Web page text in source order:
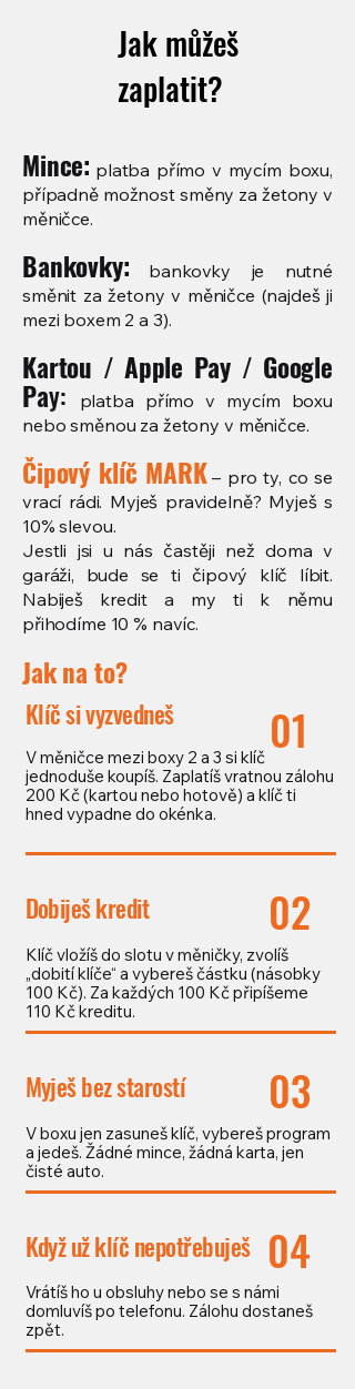
Jak můžeš
zaplatit?
Mince: platba přímo v mycím boxu,
případně možnost směny za žetony v
měničce.
Bankovky:
bankovky je nutné
směnit za žetony v měničce (najdeš ji
mezi boxem 2 a 3).
Kartou / Apple Pay / Google
Pay:
platba přímo v mycím boxu
nebo směnou za žetony v měničce.
Čipový klíč MARK – pro ty, co se
vrací rádi. Myješ pravidelně? Myješ s
10% slevou.
Jestli jsi u nás častěji než doma v
garáži, bude se ti čipový klíč líbit.
Nabiješ kredit a my ti k němu
přihodíme 10 % navíc.
Jak na to?
01
Klíč si vyzvedneš
V měničce mezi boxy 2 a 3 si klíč
jednoduše koupíš. Zaplatíš vratnou zálohu
200 Kč (kartou nebo hotově) a klíč ti
hned vypadne do okénka.
02
Dobiješ kredit
Klíč vložíš do slotu v měničky, zvolíš
„dobití klíče“ a vybereš částku (násobky
100 Kč). Za každých 100 Kč připíšeme
110 Kč kreditu.
03
Myješ bez starostí
V boxu jen zasuneš klíč, vybereš program
a jedeš. Žádné mince, žádná karta, jen
čisté auto.
04
Když už klíč nepotřebuješ
Vrátíš ho u obsluhy nebo se s námi
domluvíš po telefonu. Zálohu dostaneš
zpět.